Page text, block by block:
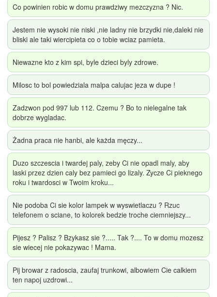
Co powinien robic w domu prawdziwy mezczyzna ? Nic.
Jestem nie wysoki nie niski ,nie ladny nie brzydki nie,daleki nie
bliski ale taki wiercipieta co o tobie wciaz pamieta.
Niewazne kto z kim spi, byle dzieci byly zdrowe.
Milosc to bol powiedziala malpa calujac jeza w dupe !
Zadzwon pod 997 lub 112. Czemu ? Bo to nielegalne tak
dobrze wygladac.
Żadna praca nie hanbi, ale każda męczy...
Duzo szczescia i twardej paly, zeby Ci nie opadl maly, aby
laski przez dzien caly bez pamieci go lizaly. Zycze Ci pieknego
roku i twardosci w Twoim kroku...
Nie podoba Ci sie kolor lampek w wyswietlaczu ? Rzuc
telefonem o sciane, to kolorek bedzie troche ciemniejszy...
Pijesz ? Palisz ? Bzykasz sie ?..... Tak ?.... To w domu mozesz
sie wiecej nie pokazywac ! Mama.
Pij browar z radoscia, zaufaj trunkowi, albowiem Cie calkiem
ten napoj uzdrowi...